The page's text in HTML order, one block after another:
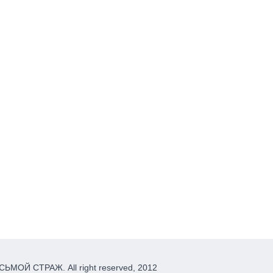
СТРАЖ. All right reserved, 2012